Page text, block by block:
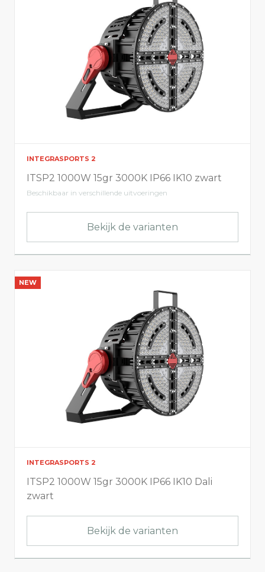
Integrasports 3
Integrasports 4
Licht info
4000
3000
Elektrische info
Vermogen (W)
Licht info
Lumen output
Lumen per watt
INTEGRASPORTS 2
ITSP2 1000W 15gr 3000K IP66 IK10 zwart
Beschikbaar in verschillende uitvoeringen
Bekijk de varianten
NEW
INTEGRASPORTS 2
ITSP2 1000W 15gr 3000K IP66 IK10 Dali
zwart
Bekijk de varianten